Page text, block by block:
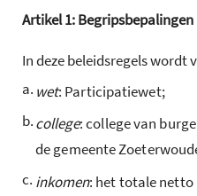
Artikel1:Begripsbepalingen
In deze beleidsregels wordt
a. wet: Participatiewet;
b.college: college van
de gemeente
c. inkomen: het totale netto